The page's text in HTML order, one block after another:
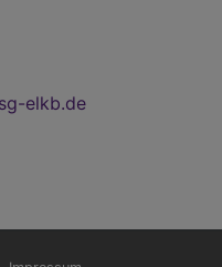
elkb.de
Fußbereichsmenü